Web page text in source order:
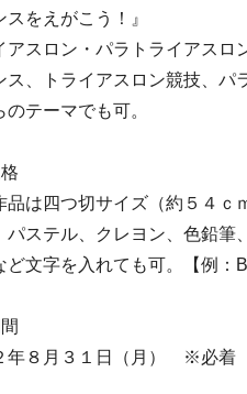
えがこう！』
ロン・パラトライアスロン
ライアスロン競技、パラ
マでも可。
四つ切サイズ（約５４ｃｍ
テル、クレヨン、色鉛筆、
を入れても可。【例：
月３１日（月） ※必着